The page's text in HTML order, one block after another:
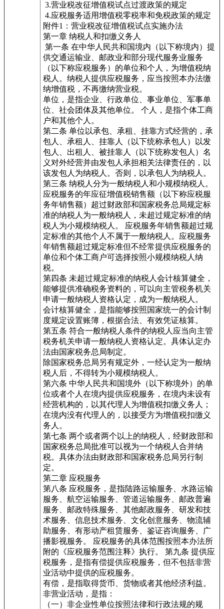
3.营业税改征增值税试点过渡政策的规定
4.应税服务适用增值税零税率和免税政策的规定
附件1：营业税改征增值税试点实施办法
第一章 纳税人和扣缴义务人
第一条 在中华人民共和国境内（以下称境内）提
供交通运输业、邮政业和部分现代服务业服务
（以下称应税服务）的单位和个人，为增值税纳
税人。纳税人提供应税服务，应当按照本办法缴
纳增值税，不再缴纳营业税。
单位，是指企业、行政单位、事业单位、军事单
位、社会团体及其他单位。 个人，是指个体工商
户和其他个人。
第二条 单位以承包、承租、挂靠方式经营的，承
包人、承租人、挂靠人（以下统称承包人）以发
包人、出租人、被挂靠人（以下统称发包人）名
义对外经营并由发包人承担相关法律责任的，以
该发包人为纳税人。否则，以承包人为纳税人。
第三条 纳税人分为一般纳税人和小规模纳税人。
应税服务的年应征增值税销售额（以下称应税服
务年销售额）超过财政部和国家税务总局规定标
准的纳税人为一般纳税人，未超过规定标准的纳
税人为小规模纳税人。 应税服务年销售额超过规
定标准的其他个人不属于一般纳税人。应税服务
年销售额超过规定标准但不经常提供应税服务的
单位和个体工商户可选择按照小规模纳税人纳
税。
第四条 未超过规定标准的纳税人会计核算健全，
能够提供准确税务资料的，可以向主管税务机关
申请一般纳税人资格认定，成为一般纳税人。
会计核算健全，是指能够按照国家统一的会计制
度规定设置账簿，根据合法、有效凭证核算。
第五条 符合一般纳税人条件的纳税人应当向主管
税务机关申请一般纳税人资格认定。具体认定办
法由国家税务总局制定。
除国家税务总局另有规定外，一经认定为一般纳
税人后，不得转为小规模纳税人。
第六条 中华人民共和国境外（以下称境外）的单
位或者个人在境内提供应税服务，在境内未设有
经营机构的，以其代理人为增值税扣缴义务人；
在境内没有代理人的，以接受方为增值税扣缴义
务人。
第七条 两个或者两个以上的纳税人，经财政部和
国家税务总局批准可以视为一个纳税人合并纳
税。具体办法由财政部和国家税务总局另行制
定。
第二章 应税服务
第八条 应税服务，是指陆路运输服务、水路运输
服务、航空运输服务、管道运输服务、邮政普遍
服务、邮政特殊服务、其他邮政服务、研发和技
术服务、信息技术服务、文化创意服务、物流辅
助服务、有形动产租赁服务、鉴证咨询服务、广
播影视服务。 应税服务的具体范围按照本办法所
附的《应税服务范围注释》执行。 第九条 提供应
税服务，是指有偿提供应税服务，但不包括非营
业活动中提供的应税服务。
有偿，是指取得货币、货物或者其他经济利益。
非营业活动，是指：
（一）非企业性单位按照法律和行政法规的规